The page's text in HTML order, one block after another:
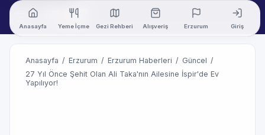
Anasayfa Yeme İçme Gezi Rehberi Alışveriş Erzurum Giriş
Anasayfa / Erzurum / Erzurum Haberleri / Güncel /
27 Yıl Önce Şehit Olan Ali Taka'nın Ailesine İspir'de Ev
Yapılıyor!